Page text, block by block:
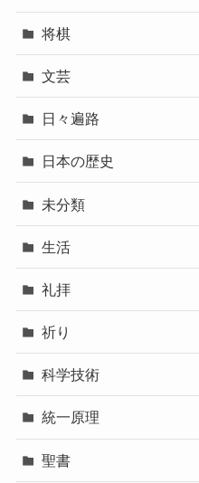
将棋
文芸
日々遍路
日本の歴史
未分類
生活
礼拝
祈り
科学技術
統一原理
聖書